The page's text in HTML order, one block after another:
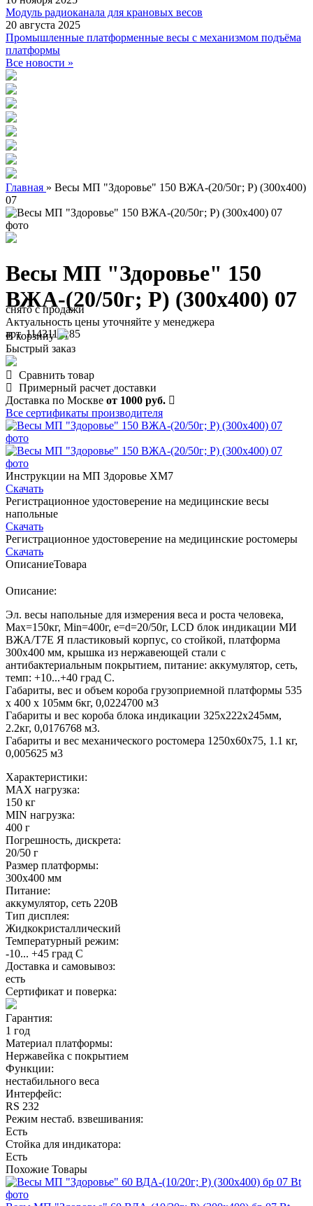
Модуль радиоканала для крановых весов
20 августа 2025
Промышленные платформенные весы с механизмом подъёма
платформы
Все новости »
Главная » Весы МП "Здоровье" 150 ВЖА-(20/50г; Р) (300х400)
07
Весы МП "Здоровье" 150
ВЖА-(20/50г; Р) (300х400) 07
арт. 1143110185
снято с продажи
Актуальность цены уточняйте у менеджера
В корзину
Быстрый заказ
Сравнить товар
Примерный расчет доставки
Доставка по Москве от 1000 руб.
Все сертификаты производителя
Инструкции на МП Здоровье ХМ7
Скачать
Регистрационное удостоверение на медицинские весы
напольные
Скачать
Регистрационное удостоверение на медицинские ростомеры
Скачать
ОписаниеТовара
Описание:
Эл. весы напольные для измерения веса и роста человека,
Мах=150кг, Min=400г, e=d=20/50г, LCD блок индикации МИ
ВЖА/Т7Е Я пластиковый корпус, со стойкой, платформа
300х400 мм, крышка из нержавеющей стали с
антибактериальным покрытием, питание: аккумулятор, сеть,
темп: +10...+40 град С.
Габариты, вес и объем короба грузоприемной платформы 535
х 400 х 105мм 6кг, 0,0224700 м3
Габариты и вес короба блока индикации 325х222х245мм,
2.2кг, 0,0176768 м3.
Габариты и вес механического ростомера 1250х60х75, 1.1 кг,
0,005625 м3
Характеристики:
MAX нагрузка:
150 кг
MIN нагрузка:
400 г
Погрешность, дискрета:
20/50 г
Размер платформы:
300х400 мм
Питание:
аккумулятор, сеть 220В
Тип дисплея:
Жидкокристаллический
Температурный режим:
-10... +45 град С
Доставка и самовывоз:
есть
Сертификат и поверка:
Гарантия:
1 год
Материал платформы:
Нержавейка с покрытием
Функции:
нестабильного веса
Интерфейс:
RS 232
Режим нестаб. взвешивания:
Есть
Стойка для индикатора:
Есть
Похожие Товары